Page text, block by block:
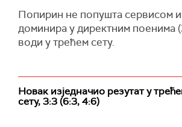
Попирин не попушта сервисом
доминира у директним поенима
води у трећем сету.
Новак изједначио резутат у
сету, 3:3 (6:3, 4:6)